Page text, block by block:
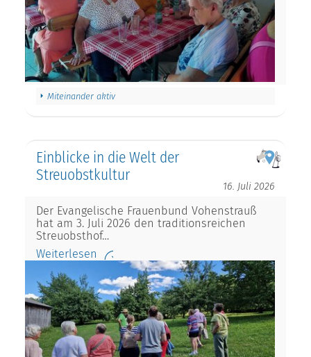
Miteinander aktiv
Einblicke in die Welt der
Streuobstkultur
16. Juli 2026
Der Evangelische Frauenbund Vohenstrauß
hat am 3. Juli 2026 den traditionsreichen
Streuobsthof…
Weiterlesen